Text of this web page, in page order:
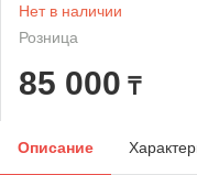
Нет в наличии
Розница
85 000 ₸
Описание